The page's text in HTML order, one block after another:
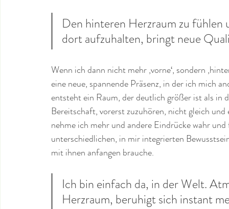
Den hinteren Herzraum zu
dort aufzuhalten, bringt neue
Wenn ich dann nicht mehr ‚vorne‘, sondern
eine neue, spannende Präsenz, in der ich mich
entsteht ein Raum, der deutlich größer ist als in
Bereitschaft, vorerst zuzuhören, nicht gleich
nehme ich mehr und andere Eindrücke wahr
unterschiedlichen, in mir integrierten
mit ihnen anfangen brauche.
Ich bin einfach da, in der Welt.
Herzraum, beruhigt sich instant